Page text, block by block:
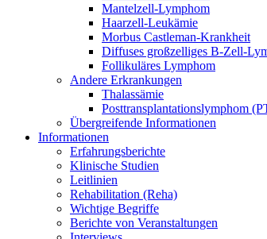
Mantelzell-Lymphom
Haarzell-Leukämie
Morbus Castleman-Krankheit
Diffuses großzelliges B-Zell-
Follikuläres Lymphom
Andere Erkrankungen
Thalassämie
Posttransplantationslymphom
Übergreifende Informationen
Informationen
Erfahrungsberichte
Klinische Studien
Leitlinien
Rehabilitation (Reha)
Wichtige Begriffe
Berichte von Veranstaltungen